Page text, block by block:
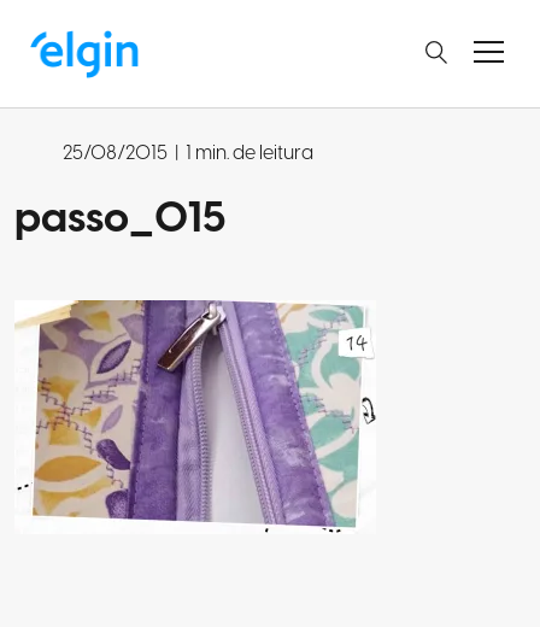
25/08/2015 | 1 min. de leitura
passo_015